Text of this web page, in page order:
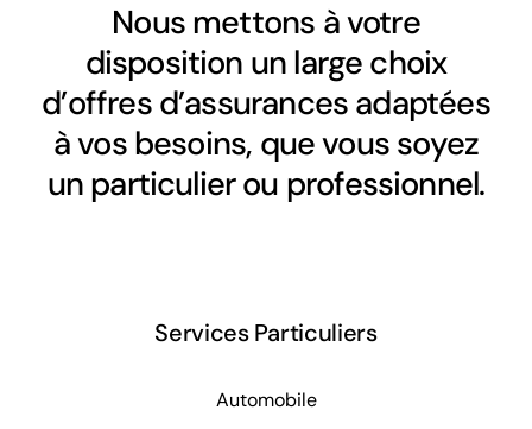
Nous mettons à votre
disposition un large choix
d’offres d’assurances adaptées
à vos besoins, que vous soyez
un particulier ou professionnel.
Services Particuliers
Automobile